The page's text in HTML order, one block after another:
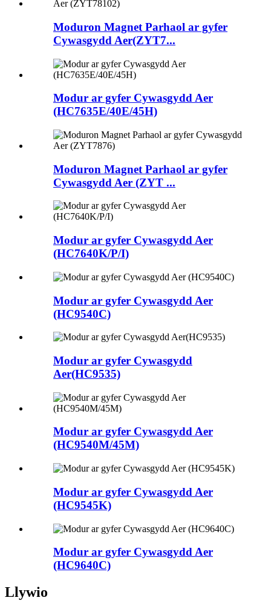
Moduron Magnet Parhaol ar gyfer
Cywasgydd Aer(ZYT7...
Modur ar gyfer Cywasgydd Aer
(HC7635E/40E/45H)
Moduron Magnet Parhaol ar gyfer
Cywasgydd Aer (ZYT ...
Modur ar gyfer Cywasgydd Aer
(HC7640K/P/I)
Modur ar gyfer Cywasgydd Aer
(HC9540C)
Modur ar gyfer Cywasgydd
Aer(HC9535)
Modur ar gyfer Cywasgydd Aer
(HC9540M/45M)
Modur ar gyfer Cywasgydd Aer
(HC9545K)
Modur ar gyfer Cywasgydd Aer
(HC9640C)
Llywio